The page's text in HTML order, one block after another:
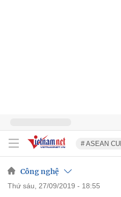
# ASEAN
Công nghệ
thứ sáu, 27/09/2019 - 18:55